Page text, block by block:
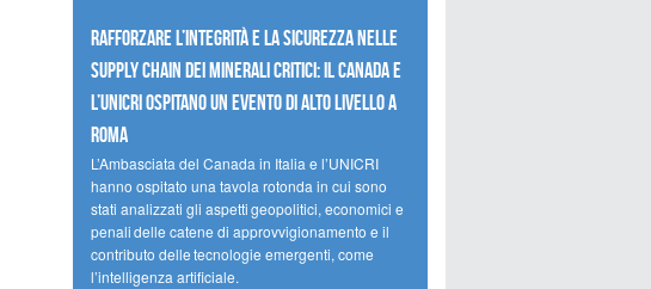
Rafforzare l’integrità e la sicurezza nelle
supply chain dei minerali critici: il Canada e
l’UNICRI ospitano un evento di alto livello a
Roma
L’Ambasciata del Canada in Italia e l’UNICRI
hanno ospitato una tavola rotonda in cui sono
stati analizzati gli aspetti geopolitici, economici e
penali delle catene di approvvigionamento e il
contributo delle tecnologie emergenti, come
l’intelligenza artificiale.